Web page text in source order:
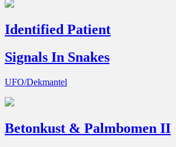
Identified Patient
Signals In Snakes
UFO/Dekmantel
Betonkust & Palmbomen II